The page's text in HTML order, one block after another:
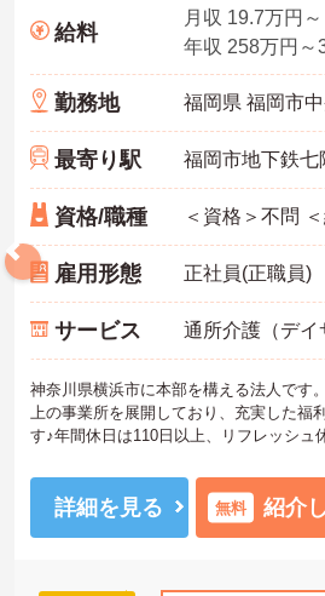
給料
月収 19.7万円～
勤務地
最寄り駅
資格/職種
雇用形態 正社員(正職員)
サービス 通所介護（デイ
神奈川県横浜市に本部を構える法人です
上の事業所を展開しており、充実した福
す♪年間休日は110日以上、リフレッシュ
には、面接対策ポイントなど、さらに詳
お気軽にご相談ください！
詳細を見る 無料 紹介